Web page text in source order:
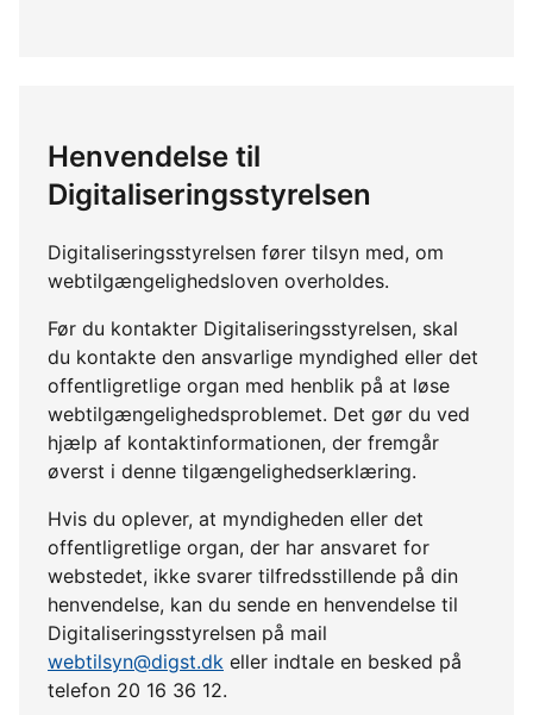
Henvendelse til
Digitaliseringsstyrelsen
Digitaliseringsstyrelsen fører tilsyn med, om
webtilgængelighedsloven overholdes.
Før du kontakter Digitaliseringsstyrelsen, skal
du kontakte den ansvarlige myndighed eller det
offentligretlige organ med henblik på at løse
webtilgængelighedsproblemet. Det gør du ved
hjælp af kontaktinformationen, der fremgår
øverst i denne tilgængelighedserklæring.
Hvis du oplever, at myndigheden eller det
offentligretlige organ, der har ansvaret for
webstedet, ikke svarer tilfredsstillende på din
henvendelse, kan du sende en henvendelse til
Digitaliseringsstyrelsen på mail
webtilsyn@digst.dk eller indtale en besked på
telefon 20 16 36 12.